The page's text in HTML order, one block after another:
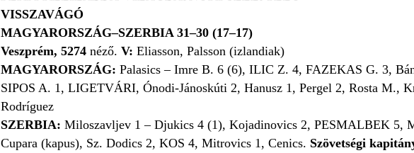
VISSZAVÁGÓ
MAGYARORSZÁG–SZERBIA 31–30 (17–17)
Veszprém, 5274 néző. V: Eliasson, Palsson (izlandiak)
MAGYARORSZÁG: Palasics – Imre B. 6 (6), ILIC Z. 4, FAZEKAS G. 3,
SIPOS A. 1, LIGETVÁRI, Ónodi-Jánoskúti 2, Hanusz 1, Pergel 2, Rosta M.,
Rodríguez
SZERBIA: Miloszavljev 1 – Djukics 4 (1), Kojadinovics 2, PESMALBEK 5,
Cupara (kapus), Sz. Dodics 2, KOS 4, Mitrovics 1, Cenics. Szövetségi